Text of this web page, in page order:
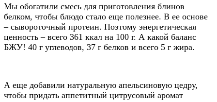
Мы обогатили смесь для приготовления блинов
белком, чтобы блюдо стало еще полезнее. В ее основе
– сывороточный протеин. Поэтому энергетическая
ценность – всего 361 ккал на 100 г. А какой баланс
БЖУ! 40 г углеводов, 37 г белков и всего 5 г жира.
А еще добавили натуральную апельсиновую цедру,
чтобы придать аппетитный цитрусовый аромат